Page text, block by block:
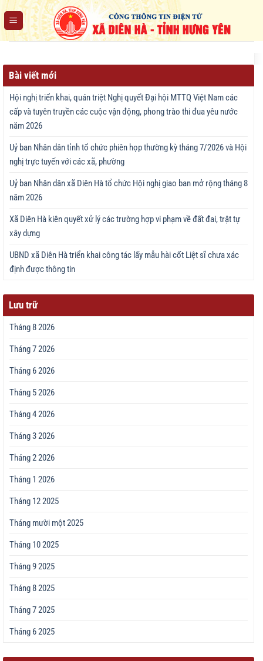
Chuyển
đến
nội
Bài viết mới
Hội nghị triển khai, quán triệt Nghị quyết Đại hội MTTQ Việt Nam các
cấp và tuyên truyền các cuộc vận động, phong trào thi đua yêu nước
năm 2026
Uỷ ban Nhân dân tỉnh tổ chức phiên họp thường kỳ tháng 7/2026 và Hội
nghị trực tuyến với các xã, phường
Uỷ ban Nhân dân xã Diên Hà tổ chức Hội nghị giao ban mở rộng tháng 8
năm 2026
Xã Diên Hà kiên quyết xử lý các trường hợp vi phạm về đất đai, trật tự
xây dựng
UBND xã Diên Hà triển khai công tác lấy mẫu hài cốt Liệt sĩ chưa xác
định được thông tin
Lưu trữ
Tháng 8 2026
Tháng 7 2026
Tháng 6 2026
Tháng 5 2026
Tháng 4 2026
Tháng 3 2026
Tháng 2 2026
Tháng 1 2026
Tháng 12 2025
Tháng mười một 2025
Tháng 10 2025
Tháng 9 2025
Tháng 8 2025
Tháng 7 2025
Tháng 6 2025